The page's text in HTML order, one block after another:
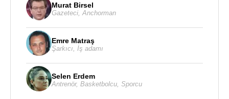
Murat Birsel
Gazeteci Anchorman
Emre Matraş
Şarkıcı İş adamı
Selen Erdem
Antrenör, Basketbolcu Sporcu